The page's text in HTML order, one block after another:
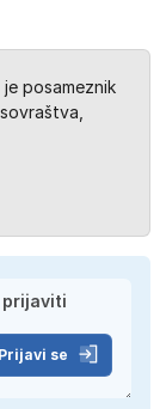
posameznik
Prijavi se